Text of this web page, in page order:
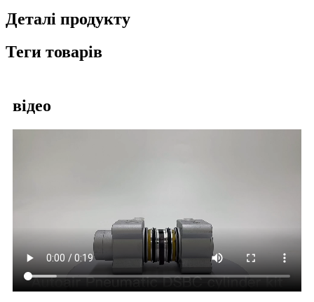
Деталі продукту
Теги товарів
відео